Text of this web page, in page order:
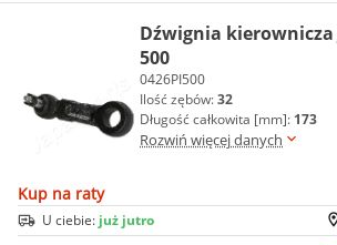
Dźwignia kierownicza
500
0426PI500
Ilość zębów:32
Długość całkowita [mm]: 173
Rozwiń więcej danych
Kup na raty
U ciebie: już jutro